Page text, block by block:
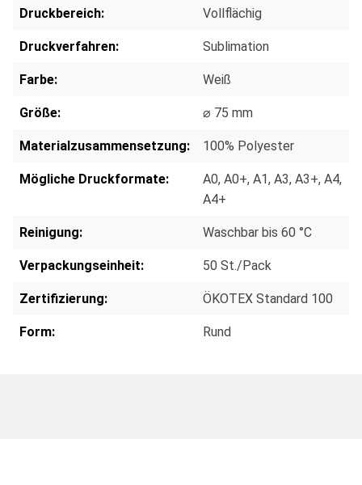
Druckbereich: Vollflächig
Druckverfahren: Sublimation
Farbe: Weiß
Größe: ⌀ 75 mm
Materialzusammensetzung: 100% Polyester
Mögliche Druckformate: A0, A0+, A1, A3, A3+, A4,
A4+
Reinigung: Waschbar bis 60 °C
Verpackungseinheit: 50 St./Pack
Zertifizierung: ÖKOTEX Standard 100
Form: Rund